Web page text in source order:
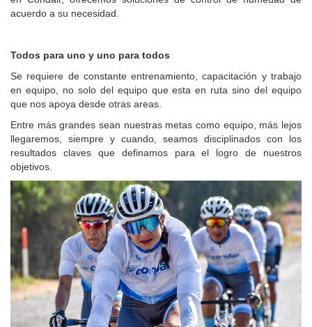
acuerdo a su necesidad.
Todos para uno y uno para todos
Se requiere de constante entrenamiento, capacitación y trabajo
en equipo, no solo del equipo que esta en ruta sino del equipo
que nos apoya desde otras areas.
Entre más grandes sean nuestras metas como equipo, más lejos
llegaremos, siempre y cuando, seamos disciplinados con los
resultados claves que definamos para el logro de nuestros
objetivos.